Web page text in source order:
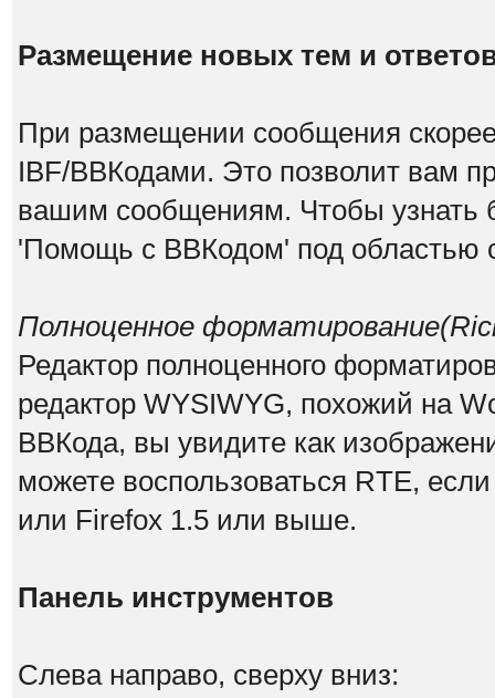
Размещение новых тем и
При размещении сообщения
IBF/BBКодами. Это позволит вам
вашим сообщениям. Чтобы узнать
'Помощь с BBКодом' под областью
Полноценное
Редактор полноценного
редактор WYSIWYG, похожий на
ВВКода, вы увидите как
можете воспользоваться RTE,
или Firefox 1.5 или выше.
Панель инструментов
Слева направо, сверху вниз: